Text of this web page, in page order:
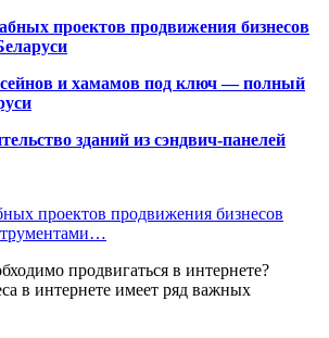
проектов продвижения бизнесов
и хамамов под ключ — полный
зданий из сэндвич-панелей
проектов продвижения бизнесов
продвигаться в интернете?
в интернете имеет ряд важных